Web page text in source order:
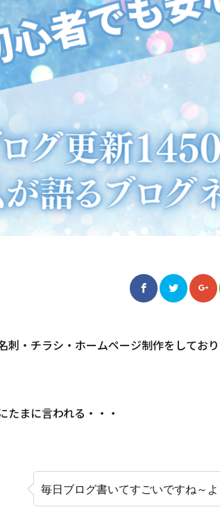
刺・チラシ・ホームページ制作をしてお
たまに言われる・・・
毎日ブログ書いてすごいですね～